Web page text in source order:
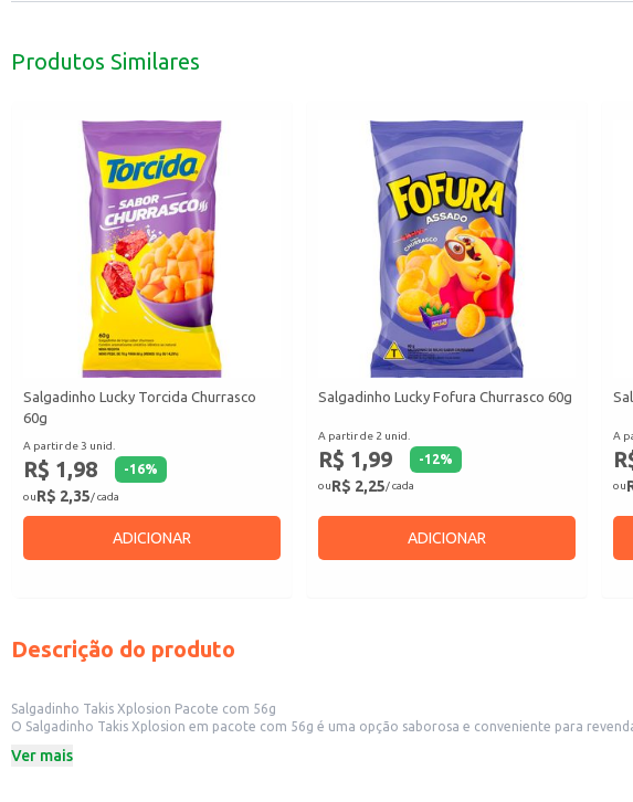
Produtos Similares
Salgadinho Lucky Torcida Churrasco
60g
A partir de 3 unid.
R$ 1,98 -16%
ouR$ 2,35/ cada
ADICIONAR
Salgadinho Lucky Fofura Churrasco 60g
A partir de 2 unid.
R$ 1,99 -12%
ouR$ 2,25/ cada
ADICIONAR
A
ou
Descrição do produto
Salgadinho Takis Xplosion Pacote com 56g
O Salgadinho Takis Xplosion em pacote com 56g é uma opção saborosa e conveniente para revenda em diversos estabelecimentos comerciais. Sua embalagem
acompanhamento de filmes e jogos.
Ver mais